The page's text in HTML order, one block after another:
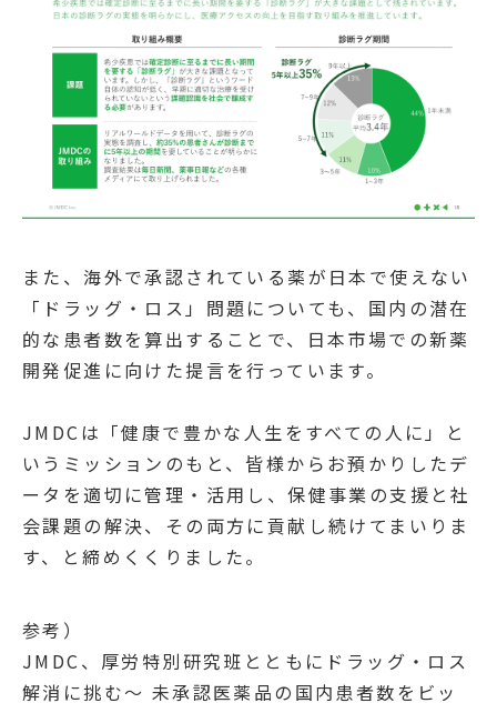
また、海外で承認されている薬が日本で使えない
「ドラッグ・ロス」問題についても、国内の潜在
的な患者数を算出することで、日本市場での新薬
開発促進に向けた提言を行っています。
JMDCは「健康で豊かな人生をすべての人に」と
いうミッションのもと、皆様からお預かりしたデ
ータを適切に管理・活用し、保健事業の支援と社
会課題の解決、その両方に貢献し続けてまいりま
す、と締めくくりました。
参考）
JMDC、厚労特別研究班とともにドラッグ・ロス
解消に挑む～ 未承認医薬品の国内患者数をビッ